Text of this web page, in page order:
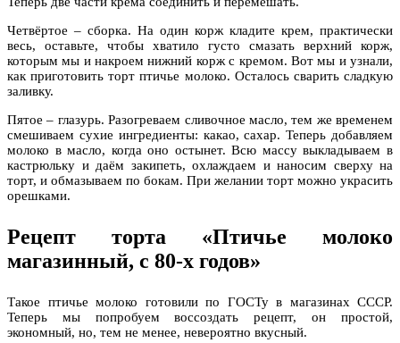
Четвёртое – сборка. На один корж кладите крем, практически
весь, оставьте, чтобы хватило густо смазать верхний корж,
которым мы и накроем нижний корж с кремом. Вот мы и узнали,
как приготовить торт птичье молоко. Осталось сварить сладкую
заливку.
Пятое – глазурь. Разогреваем сливочное масло, тем же временем
смешиваем сухие ингредиенты: какао, сахар. Теперь добавляем
молоко в масло, когда оно остынет. Всю массу выкладываем в
кастрюльку и даём закипеть, охлаждаем и наносим сверху на
торт, и обмазываем по бокам. При желании торт можно украсить
орешками.
Рецепт торта «Птичье молоко
магазинный, с 80-х годов»
Такое птичье молоко готовили по ГОСТу в магазинах СССР.
Теперь мы попробуем воссоздать рецепт, он простой,
экономный, но, тем не менее, невероятно вкусный.